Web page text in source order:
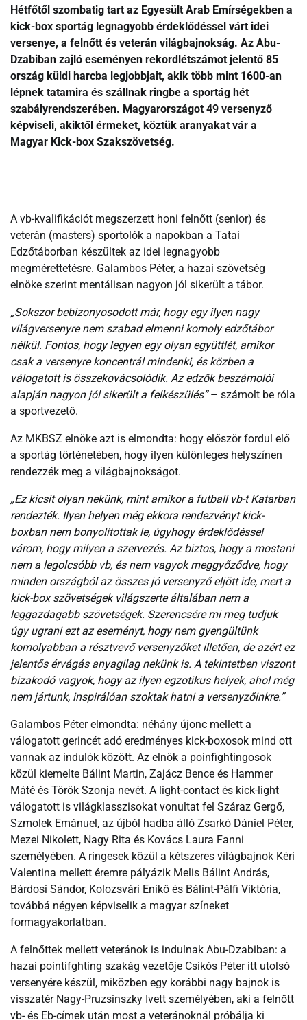
Hétfőtől szombatig tart az Egyesült Arab Emírségekben a
kick-box sportág legnagyobb érdeklődéssel várt idei
versenye, a felnőtt és veterán világbajnokság. Az Abu-
Dzabiban zajló eseményen rekordlétszámot jelentő 85
ország küldi harcba legjobbjait, akik több mint 1600-an
lépnek tatamira és szállnak ringbe a sportág hét
szabályrendszerében. Magyarországot 49 versenyző
képviseli, akiktől érmeket, köztük aranyakat vár a
Magyar Kick-box Szakszövetség.
A vb-kvalifikációt megszerzett honi felnőtt (senior) és
veterán (masters) sportolók a napokban a Tatai
Edzőtáborban készültek az idei legnagyobb
megmérettetésre. Galambos Péter, a hazai szövetség
elnöke szerint mentálisan nagyon jól sikerült a tábor.
„Sokszor bebizonyosodott már, hogy egy ilyen nagy
világversenyre nem szabad elmenni komoly edzőtábor
nélkül. Fontos, hogy legyen egy olyan együttlét, amikor
csak a versenyre koncentrál mindenki, és közben a
válogatott is összekovácsolódik. Az edzők beszámolói
alapján nagyon jól sikerült a felkészülés”– számolt be róla
a sportvezető.
Az MKBSZ elnöke azt is elmondta: hogy először fordul elő
a sportág történetében, hogy ilyen különleges helyszínen
rendezzék meg a világbajnokságot.
„Ez kicsit olyan nekünk, mint amikor a futball vb-t Katarban
rendezték. Ilyen helyen még ekkora rendezvényt kick-
boxban nem bonyolítottak le, úgyhogy érdeklődéssel
várom, hogy milyen a szervezés. Az biztos, hogy a mostani
nem a legolcsóbb vb, és nem vagyok meggyőződve, hogy
minden országból az összes jó versenyző eljött ide, mert a
kick-box szövetségek világszerte általában nem a
leggazdagabb szövetségek. Szerencsére mi meg tudjuk
úgy ugrani ezt az eseményt, hogy nem gyengültünk
komolyabban a résztvevő versenyzőket illetően, de azért ez
jelentős érvágás anyagilag nekünk is. A tekintetben viszont
bizakodó vagyok, hogy az ilyen egzotikus helyek, ahol még
nem jártunk, inspirálóan szoktak hatni a versenyzőinkre.”
Galambos Péter elmondta: néhány újonc mellett a
válogatott gerincét adó eredményes kick-boxosok mind ott
vannak az indulók között. Az elnök a poinfightingosok
közül kiemelte Bálint Martin, Zajácz Bence és Hammer
Máté és Török Szonja nevét. A light-contact és kick-light
válogatott is világklasszisokat vonultat fel Száraz Gergő,
Szmolek Emánuel, az újból hadba álló Zsarkó Dániel Péter,
Mezei Nikolett, Nagy Rita és Kovács Laura Fanni
személyében. A ringesek közül a kétszeres világbajnok Kéri
Valentina mellett éremre pályázik Melis Bálint András,
Bárdosi Sándor, Kolozsvári Enikő és Bálint-Pálfi Viktória,
továbbá négyen képviselik a magyar színeket
formagyakorlatban.
A felnőttek mellett veteránok is indulnak Abu-Dzabiban: a
hazai pointifghting szakág vezetője Csikós Péter itt utolsó
versenyére készül, miközben egy korábbi nagy bajnok is
visszatér Nagy-Pruzsinszky Ivett személyében, aki a felnőtt
vb- és Eb-címek után most a veteránoknál próbálja ki